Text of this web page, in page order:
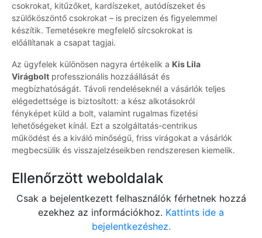
csokrokat, kitűzőket, kardíszeket, autódíszeket és
szülőköszöntő csokrokat – is precizen és figyelemmel
készítik. Temetésekre megfelelő sírcsokrokat is
előállítanak a csapat tagjai.
Az ügyfelek különösen nagyra értékelik a Kis Lila
Virágbolt professzionális hozzáállását és
megbízhatóságát. Távoli rendeléseknél a vásárlók teljes
elégedettsége is biztosított: a kész alkotásokról
fényképet küld a bolt, valamint rugalmas fizetési
lehetőségeket kínál. Ezt a szolgáltatás-centrikus
működést és a kiváló minőségű, friss virágokat a vásárlók
megbecsülik és visszajelzéseikben rendszeresen kiemelik.
Ellenőrzött weboldalak
Csak a bejelentkezett felhasználók férhetnek hozzá
ezekhez az információkhoz. Kattints ide a
bejelentkezéshez.